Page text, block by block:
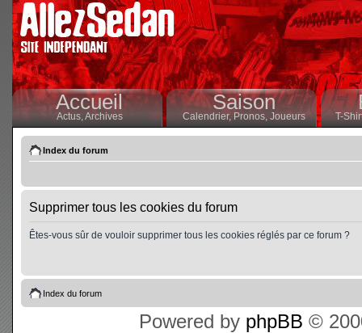
Accueil
Actus,Archives
Saison
Calendrier,Pronos, Joueurs T-
Index du forum
Supprimer tous les cookies du forum
Êtes-vous sûr de vouloir supprimer tous les cookies réglés par ce forum ?
Index du forum
Powered by phpBB ©